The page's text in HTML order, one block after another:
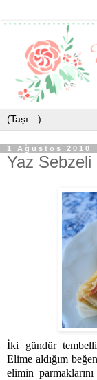
1 Ağustos 2010
Yaz
İki gündür
Elime aldığım
elimin